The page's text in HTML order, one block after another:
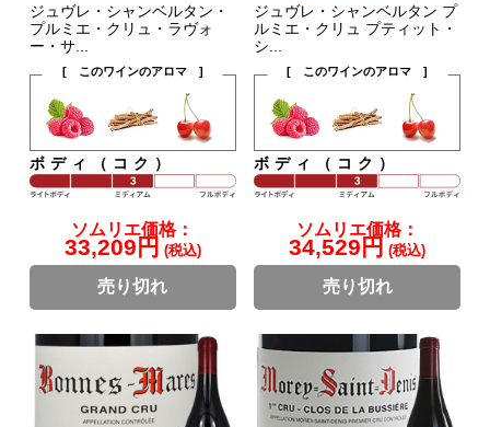
ジュヴレ・シャンベルタン・
プルミエ・クリュ・ラヴォ
ー・サ...
[ このワインのアロマ ]
ボディ（コク）
ソムリエ価格：
33,209円 (税込)
売り切れ
ジュヴレ・シャンベルタン プ
ルミエ・クリュ プティット・
シ...
[ このワインのアロマ ]
ボディ（コク）
ソムリエ価格：
34,529円 (税込)
売り切れ